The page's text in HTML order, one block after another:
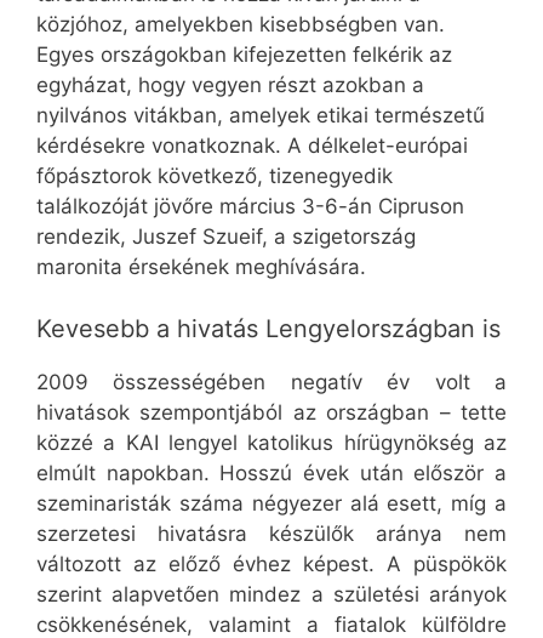
közjóhoz, amelyekben kisebbségben van.
Egyes országokban kifejezetten felkérik az
egyházat, hogy vegyen részt azokban a
nyilvános vitákban, amelyek etikai természetű
kérdésekre vonatkoznak. A délkelet-európai
főpásztorok következő, tizenegyedik
találkozóját jövőre március 3-6-án Cipruson
rendezik, Juszef Szueif, a szigetország
maronita érsekének meghívására.
Kevesebb a hivatás Lengyelországban is
2009 összességében negatív év volt a
hivatások szempontjából az országban – tette
közzé a KAI lengyel katolikus hírügynökség az
elmúlt napokban. Hosszú évek után először a
szeminaristák száma négyezer alá esett, míg a
szerzetesi hivatásra készülők aránya nem
változott az előző évhez képest. A püspökök
szerint alapvetően mindez a születési arányok
csökkenésének, valamint a fiatalok külföldre